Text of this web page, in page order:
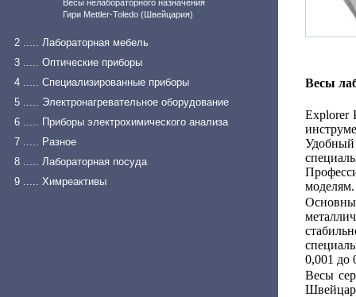
Весы нелабораторного назначения
Гири Mettler-Toledo (Швейцария)
2 ..... Лабораторная мебель
3 ..... Оптические приборы
4 ..... Специализированные приборы
5 ..... Электронагревательное оборудование
6 ..... Приборы электрохимического анализа
7 ..... Разное
8 ..... Лабораторная посуда
9 ..... Химреактивы
Весы
Explorer
Удобный
моделям.
0,001 до
Весы